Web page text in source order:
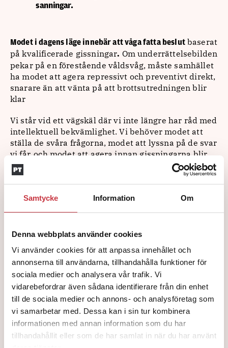
Samtycke Information Om
Denna webbplats använder cookies
Vi använder cookies för att anpassa innehållet och
annonserna till användarna, tillhandahålla funktioner för
sociala medier och analysera vår trafik. Vi
vidarebefordrar även sådana identifierare från din enhet
till de sociala medier och annons- och analysföretag som
vi samarbetar med. Dessa kan i sin tur kombinera
informationen med annan information som du har
tillhandahållit eller som de har samlat in när du har använt
sanningar.
Modet i dagens läge innebär att våga fatta beslutbaserat
på kvalificerade gissningar. Om underrättelsebilden
pekar på en förestående våldsvåg, måste samhället
ha modet att agera repressivt och preventivt direkt,
snarare än att vänta på att brottsutredningen blir
klar
Vi står vid ett vägskäl där vi inte längre har råd med
intellektuell bekvämlighet. Vi behöver modet att
ställa de svåra frågorna, modet att lyssna på de svar
vi får, och modet att agera innan gissningarna blir
till bittra sanningar.
För om det är något underrättelsehistorien har lärt
oss, så är det att priset för feghet alltid betalas i
GUNNAR APPELGREN
Gunnar Appelgren är kriminalkommissarie med 41 år inom Polisen.
Just nu jobbar han på regionkansliet i polisregion Mitt, men även i LPO
Södertälje för att utveckla Södertörns kommuner mot organiserad
brottslighet.